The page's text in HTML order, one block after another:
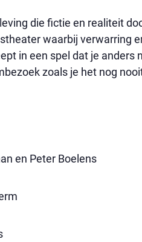
die fictie en realiteit
waarbij verwarring
in een spel dat je anders
zoals je het nog
en Peter Boelens